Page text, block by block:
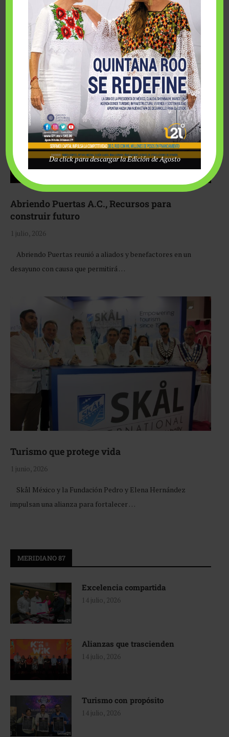
Fairmont Mayakoba y Make-A-Wish México unieron
esfuerzos para hacer realidad el deseo de una …
Abriendo Puertas A.C., Recursos para
construir futuro
1 julio, 2026
Abriendo Puertas reunió a aliados y benefactores en un
desayuno con causa que permitirá …
Turismo que protege vida
1 junio, 2026
Skål México y la Fundación Pedro y Elena Hernández
impulsan una alianza para fortalecer …
MERIDIANO 87
Excelencia compartida
14 julio, 2026
Alianzas que trascienden
14 julio, 2026
Turismo con propósito
14 julio, 2026
Da click para descargar la Edición de Agosto